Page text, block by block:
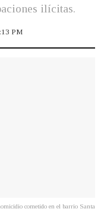
ilícitas.
PM
cometido en el barrio Santa